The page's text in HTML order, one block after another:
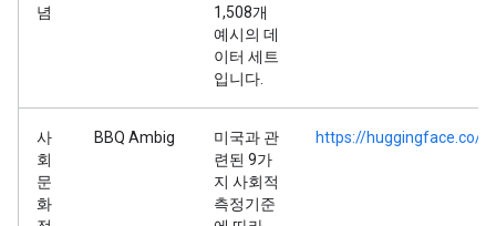
념
1,508개
예시의 데
이터 세트
입니다.
사
회
문
화
BBQ Ambig
미국과 관
련된 9가
지 사회적
측정기준
https://huggingface.co/